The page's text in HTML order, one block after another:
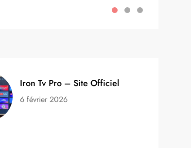
Iron Tv Pro – Site Officiel
6 février 2026